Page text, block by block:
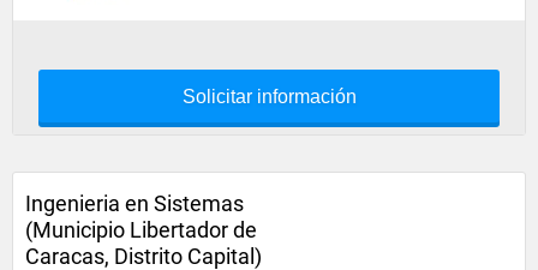
Solicitar información
Ingenieria en Sistemas
(Municipio Libertador de
Caracas, Distrito Capital)